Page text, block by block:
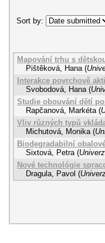
Sort by:
Mapování trhu s
Pištěková, Hana (
Interakce povrchově
Svobodová, Hana (
Studie obouvání dětí
Rapčanová, Markéta (
Vliv různých typů
Michutová, Monika (
Biodegradabilní
Sixtová, Petra (
Nové technológie
Dragula, Pavol (